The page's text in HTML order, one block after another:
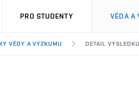
PRO STUDENTY VĚDA A
VĚDY A VÝZKUMU DETAIL